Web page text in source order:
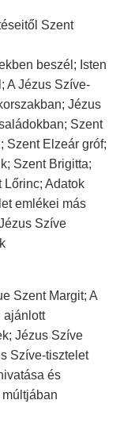
Szent
beszél; Isten
A Jézus Szíve-
Jézus
Szent
Szent Elzeár gróf;
Szent Brigitta;
Lőrinc; Adatok
emlékei más
Szíve
Szent Margit; A
ajánlott
Jézus Szíve
Szíve-tisztelet
és